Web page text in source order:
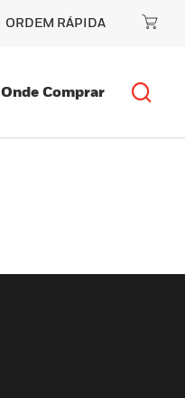
ORDEM RÁPIDA
Onde Comprar